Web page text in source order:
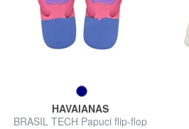
HAVAIANAS
BRASIL TECH Papuci flip-flop